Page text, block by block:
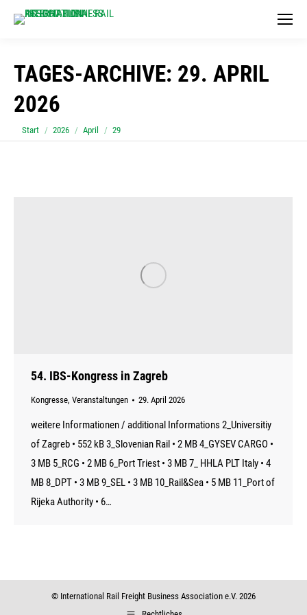
TAGES-ARCHIVE: 29. APRIL
2026
Sie befinden sich hier:
Start 2026 April 29
54. IBS-Kongress in Zagreb
Kongresse, Veranstaltungen 29. April 2026
weitere Informationen / additional Informations 2_Universitiy
of Zagreb • 552 kB 3_Slovenian Rail • 2 MB 4_GYSEV CARGO •
3 MB 5_RCG • 2 MB 6_Port Triest • 3 MB 7_ HHLA PLT Italy • 4
MB 8_DPT • 3 MB 9_SEL • 3 MB 10_Rail&Sea • 5 MB 11_Port of
Rijeka Authority • 6…
© International Rail Freight Business Association e.V. 2026